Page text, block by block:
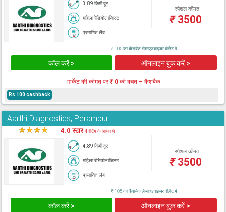
3.89 किमी दूर
महिला रेडियोलाजिस्ट
प्रमाणित लैब
स्पेशल कीमत
₹3500
₹ 105 का कैशबैक लैब्सएडवाइजर वॉलेट में
कॉल करें > ऑनलाइन बुक करें >
मार्केट की कीमत पर₹ 0की बचत + कैशबैक
Rs 100 cashback
Aarthi Diagnostics, Perambur
★★★★ 4.0 स्टार4 रेटिंग के आधार पे
4.89 किमी दूर
महिला रेडियोलाजिस्ट
प्रमाणित लैब
स्पेशल कीमत
₹3500
₹ 105 का कैशबैक लैब्सएडवाइजर वॉलेट में
कॉल करें > ऑनलाइन बुक करें >